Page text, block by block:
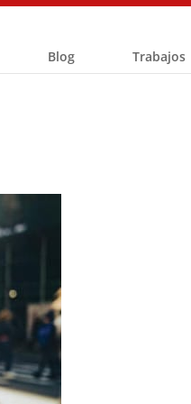
Blog Trabajos